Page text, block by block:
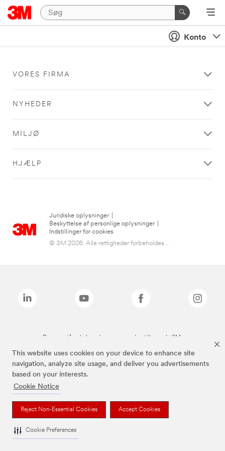
This website uses cookies on your device to enhance site
navigation, analyze site usage, and deliver you advertisements
based on your interests.
Cookie Notice
Reject Non-Essential Cookies Accept Cookies
Cookie Preferences
Konto
VORES FIRMA
NYHEDER
MILJØ
HJÆLP
Juridiske oplysninger
Beskyttelse af personlige oplysninger
Indstillinger for cookies
© 3M 2026. Alle rettigheder forbeholdes...
De ovenstående brands er varemærker tilhørende 3M.